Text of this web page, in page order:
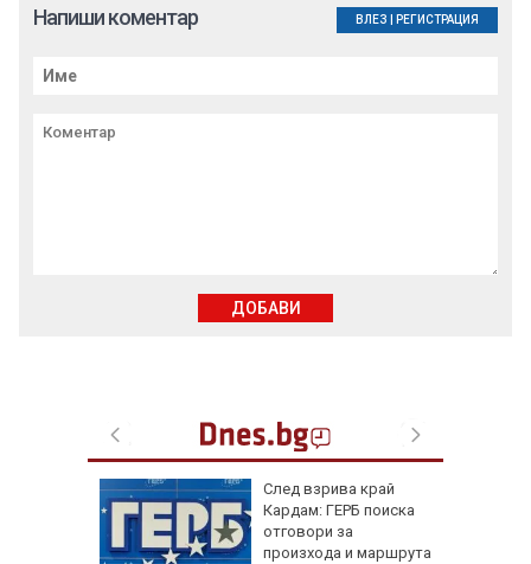
След взрива край
Кардам: ГЕРБ поиска
отговори за
произхода и маршрута
Напиши коментар ВЛЕЗ РЕГИСТРАЦИЯ
ДОБАВИ